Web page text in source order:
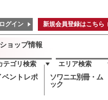
グイン 新規会員登録はこちら
ショップ情報
テゴリ検索 エリア検索
ベントレポ
ソワニエ別冊・ム
ック